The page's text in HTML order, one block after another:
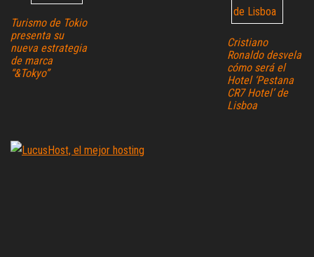
Turismo de Tokio
presenta su
nueva estrategia
de marca
“&Tokyo”
Cristiano
Ronaldo desvela
cómo será el
Hotel ‘Pestana
CR7 Hotel’ de
Lisboa